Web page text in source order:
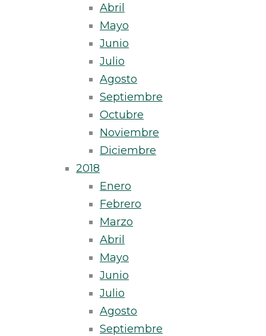
Abril
Mayo
Junio
Julio
Agosto
Septiembre
Octubre
Noviembre
Diciembre
2018
Enero
Febrero
Marzo
Abril
Mayo
Junio
Julio
Agosto
Septiembre